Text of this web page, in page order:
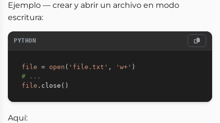
Ejemplo — crear y abrir un archivo en modo
escritura:
PYTHON
file = open ( 'file.txt' , 'w+' )
# ...
file . close ( )
Aquí: